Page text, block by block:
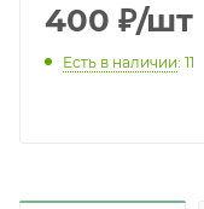
400 ₽/шт
Есть в наличии: 11